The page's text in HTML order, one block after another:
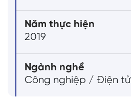
Năm thực hiện
2019
Ngành nghề
Công nghiệp / Điện tử